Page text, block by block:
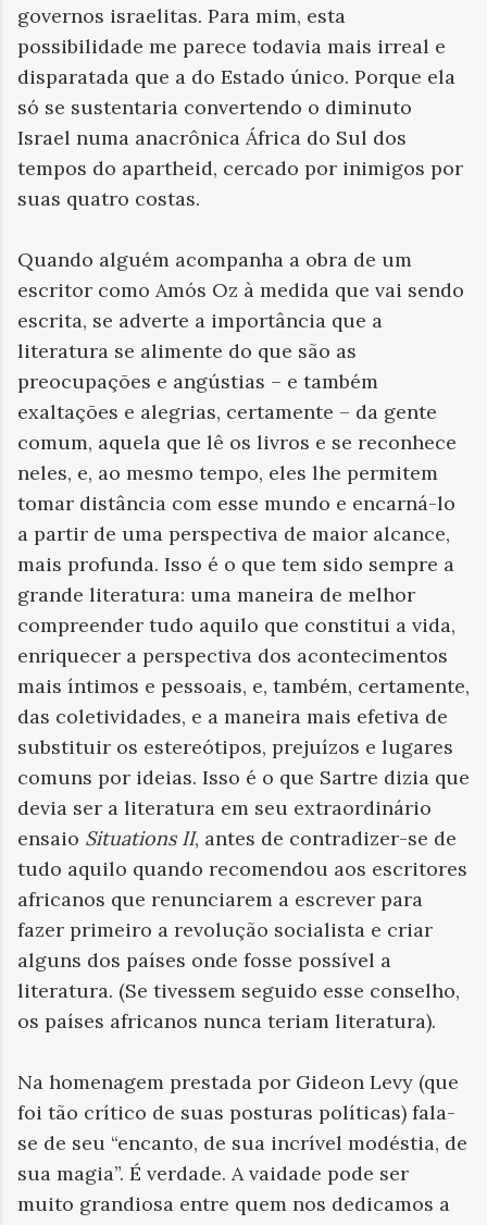
governos israelitas. Para mim, esta
possibilidade me parece todavia mais irreal e
disparatada que a do Estado único. Porque ela
só se sustentaria convertendo o diminuto
Israel numa anacrônica África do Sul dos
tempos do apartheid, cercado por inimigos por
suas quatro costas.
Quando alguém acompanha a obra de um
escritor como Amós Oz à medida que vai sendo
escrita, se adverte a importância que a
literatura se alimente do que são as
preocupações e angústias – e também
exaltações e alegrias, certamente – da gente
comum, aquela que lê os livros e se reconhece
neles, e, ao mesmo tempo, eles lhe permitem
tomar distância com esse mundo e encarná-lo
a partir de uma perspectiva de maior alcance,
mais profunda. Isso é o que tem sido sempre a
grande literatura: uma maneira de melhor
compreender tudo aquilo que constitui a vida,
enriquecer a perspectiva dos acontecimentos
mais íntimos e pessoais, e, também, certamente,
das coletividades, e a maneira mais efetiva de
substituir os estereótipos, prejuízos e lugares
comuns por ideias. Isso é o que Sartre dizia que
devia ser a literatura em seu extraordinário
ensaio Situations II, antes de contradizer-se de
tudo aquilo quando recomendou aos escritores
africanos que renunciarem a escrever para
fazer primeiro a revolução socialista e criar
alguns dos países onde fosse possível a
literatura. (Se tivessem seguido esse conselho,
os países africanos nunca teriam literatura).
Na homenagem prestada por Gideon Levy (que
foi tão crítico de suas posturas políticas) fala-
se de seu “encanto, de sua incrível modéstia, de
sua magia”. É verdade. A vaidade pode ser
muito grandiosa entre quem nos dedicamos a